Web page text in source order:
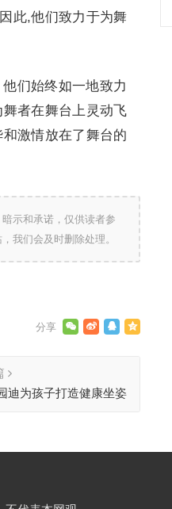
此,他们致力于为舞
们始终如一地致力
者在舞台上灵动飞
激情放在了舞台的
示和承诺，仅供读者参
我们会及时删除处理。
迪为孩子打造健康坐姿